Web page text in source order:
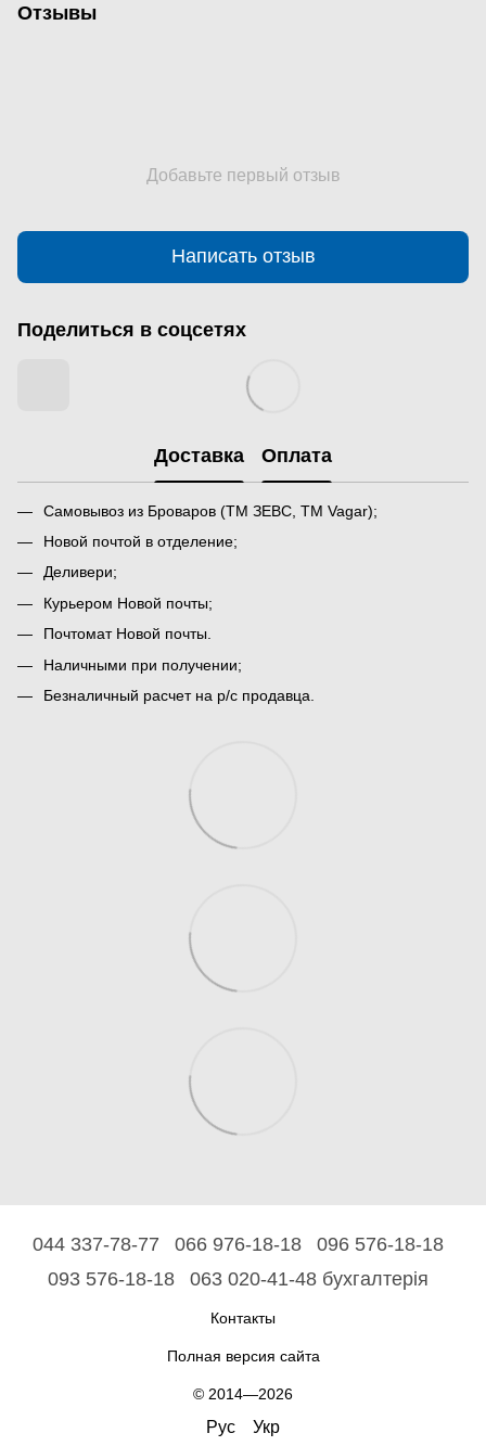
Отзывы
Добавьте первый отзыв
Написать отзыв
Поделиться в соцсетях
Доставка Оплата
Самовывоз из Броваров (ТМ ЗЕВС, ТМ Vagar);
Новой почтой в отделение;
Деливери;
Курьером Новой почты;
Почтомат Новой почты.
Наличными при получении;
Безналичный расчет на р/с продавца.
044 337-78-77 066 976-18-18
096 576-18-18
093 576-18-18
063 020-41-48 бухгалтерія
Контакты
Полная версия сайта
© 2014—2026
Рус Укр